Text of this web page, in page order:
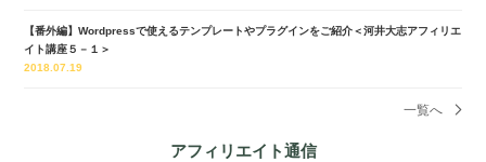
【番外編】Wordpressで使えるテンプレートやプラグインをご紹介＜河井大志アフィリエ
イト講座５－１＞
2018.07.19
一覧へ
アフィリエイト通信